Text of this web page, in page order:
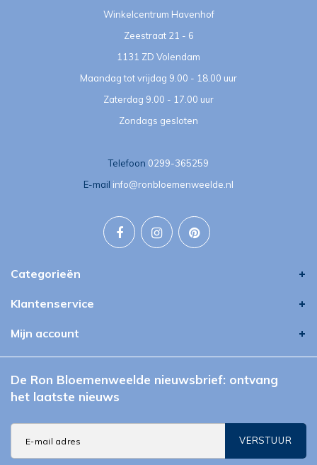
Winkelcentrum Havenhof
Zeestraat 21 - 6
1131 ZD Volendam
Maandag tot vrijdag 9.00 - 18.00 uur
Zaterdag 9.00 - 17.00 uur
Zondags gesloten
Telefoon 0299-365259
E-mail info@ronbloemenweelde.nl
Categorieën
Klantenservice
Mijn account
De Ron Bloemenweelde nieuwsbrief: ontvang
het laatste nieuws
VERSTUUR